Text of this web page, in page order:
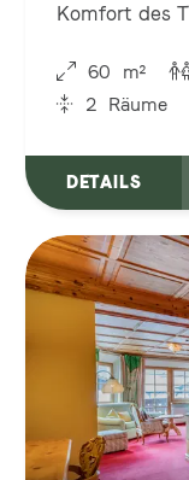
Komfort des
entfernt:
nah dran.
60
m²
2 Räume
DETAILS